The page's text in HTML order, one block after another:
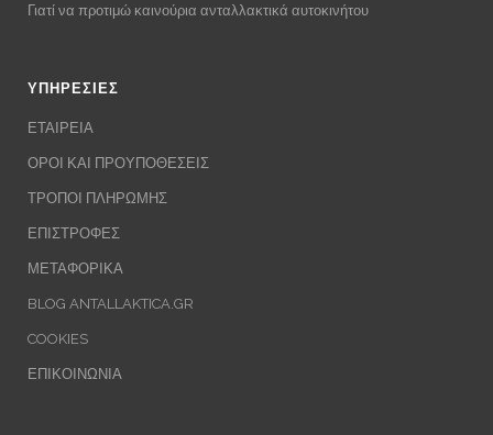
Γιατί να προτιμώ καινούρια ανταλλακτικά αυτοκινήτου
ΥΠΗΡΕΣΙΕΣ
ΕΤΑΙΡΕΙΑ
ΟΡΟΙ ΚΑΙ ΠΡΟΥΠΟΘΕΣΕΙΣ
ΤΡΟΠΟΙ ΠΛΗΡΩΜΗΣ
ΕΠΙΣΤΡΟΦΕΣ
ΜΕΤΑΦΟΡΙΚΑ
BLOG ANTALLAKTICA.GR
COOKIES
ΕΠΙΚΟΙΝΩΝΙΑ